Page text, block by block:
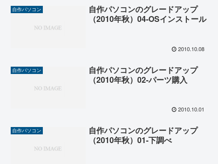
自作パソコン
自作パソコンのグレードアップ
（2010年秋）04-OSインストール
2010.10.08
自作パソコン
自作パソコンのグレードアップ
（2010年秋）02-パーツ購入
2010.10.01
自作パソコン
自作パソコンのグレードアップ
（2010年秋）01-下調べ